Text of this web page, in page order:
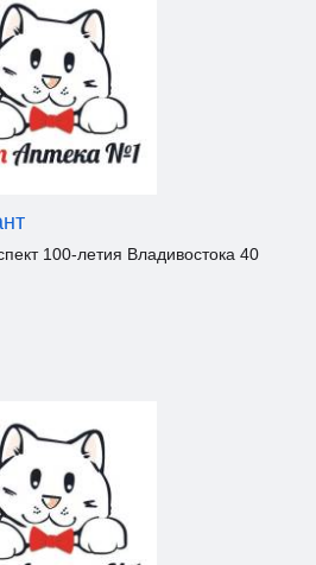
100-летия Владивостока 40